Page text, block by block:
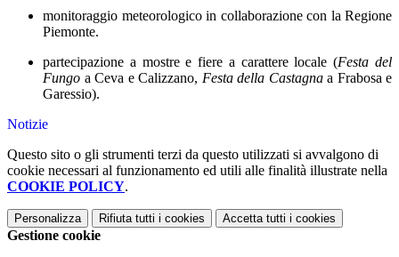
monitoraggio meteorologico in collaborazione con la Regione
Piemonte.
partecipazione a mostre e fiere a carattere locale (Festa del
Fungo a Ceva e Calizzano, Festa della Castagnaa Frabosa e
Garessio).
Notizie
Questo sito o gli strumenti terzi da questo utilizzati si avvalgono di
cookie necessari al funzionamento ed utili alle finalità illustrate nella
COOKIE POLICY.
Personalizza Rifiuta tutti i cookies Accetta tutti i cookies
Gestione cookie